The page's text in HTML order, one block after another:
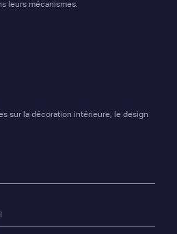
leurs mécanismes.
sur la décoration intérieure, le design